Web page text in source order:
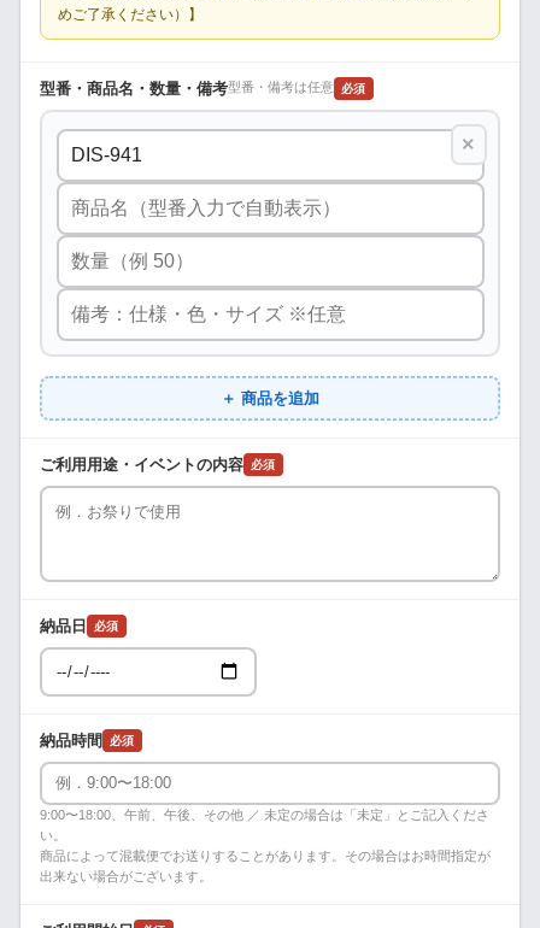
めご了承ください）】
型番・商品名・数量・備考型番・備考は任意 必須
×
＋ 商品を追加
ご利用用途・イベントの内容 必須
納品日 必須
納品時間 必須
9:00〜18:00、午前、午後、その他 ／ 未定の場合は「未定」とご記入くださ
い。
商品によって混載便でお送りすることがあります。その場合はお時間指定が
出来ない場合がございます。